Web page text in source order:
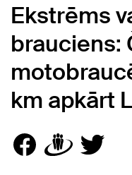
Ekstrēms
brauciens:
km apkārt